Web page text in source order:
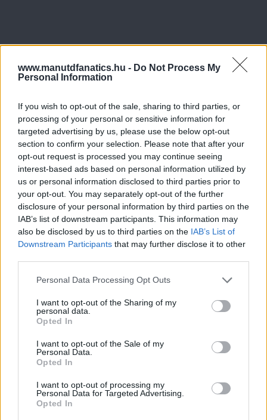
www.manutdfanatics.hu - Do Not Process My
Personal Information
If you wish to opt-out of the sale, sharing to third parties, or
processing of your personal or sensitive information for
targeted advertising by us, please use the below opt-out
section to confirm your selection. Please note that after your
opt-out request is processed you may continue seeing
interest-based ads based on personal information utilized by
us or personal information disclosed to third parties prior to
your opt-out. You may separately opt-out of the further
disclosure of your personal information by third parties on the
IAB’s list of downstream participants. This information may
also be disclosed by us to third parties on the IAB’s List of
Downstream Participants that may further disclose it to other
Please note that this website/app uses one or more Google
not limited to your visit or usage behaviour. You may click to
grant or deny consent to Google and its third-party tags to
use your data for below specified purposes in below Google
consent section.
Personal Data Processing Opt Outs
I want to opt-out of the Sharing of my
personal data.
Opted In
I want to opt-out of the Sale of my
Personal Data.
Opted In
I want to opt-out of processing my
Personal Data for Targeted Advertising.
Opted In